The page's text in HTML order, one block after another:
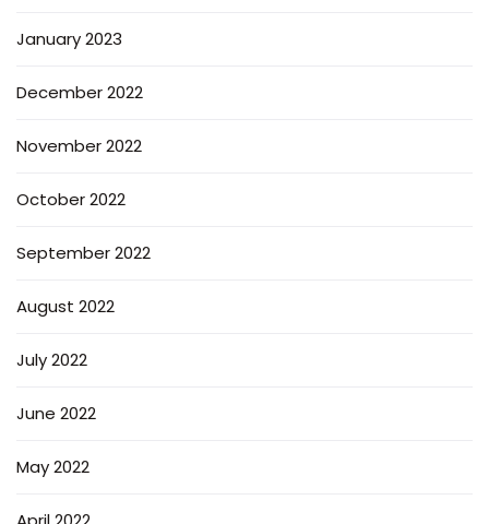
January 2023
December 2022
November 2022
October 2022
September 2022
August 2022
July 2022
June 2022
May 2022